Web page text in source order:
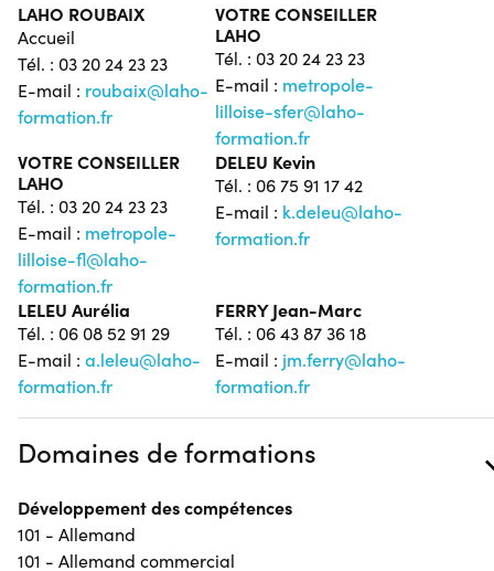
LAHO ROUBAIX
Accueil
Tél. : 03 20 24 23 23
E-mail : roubaix@laho-
formation.fr
VOTRE CONSEILLER
LAHO
Tél. : 03 20 24 23 23
E-mail : metropole-
lilloise-sfer@laho-
formation.fr
VOTRE CONSEILLER
LAHO
Tél. : 03 20 24 23 23
E-mail : metropole-
lilloise-fl@laho-
formation.fr
DELEU Kevin
Tél. : 06 75 91 17 42
E-mail : k.deleu@laho-
formation.fr
LELEU Aurélia
Tél. : 06 08 52 91 29
E-mail : a.leleu@laho-
formation.fr
FERRY Jean-Marc
Tél. : 06 43 87 36 18
E-mail : jm.ferry@laho-
formation.fr
Domaines de formations
Développement des compétences
101 - Allemand
101 - Allemand commercial